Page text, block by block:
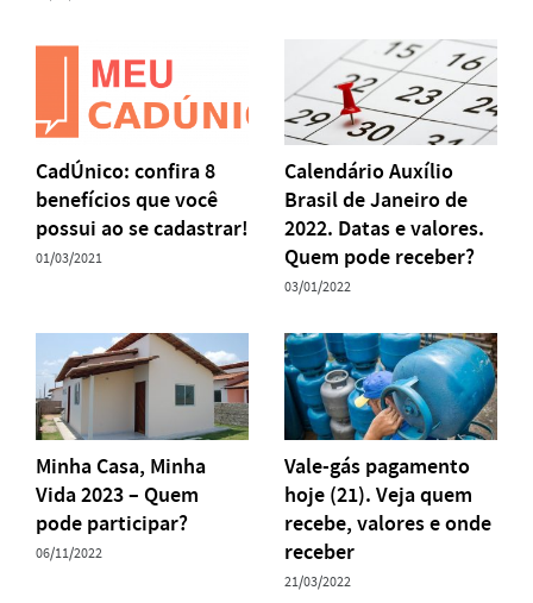
CadÚnico: confira 8
benefícios que você
possui ao se cadastrar!
01/03/2021
Calendário Auxílio
Brasil de Janeiro de
2022. Datas e valores.
Quem pode receber?
03/01/2022
Minha Casa, Minha
Vida 2023 – Quem
pode participar?
06/11/2022
Vale-gás pagamento
hoje (21). Veja quem
recebe, valores e onde
receber
21/03/2022